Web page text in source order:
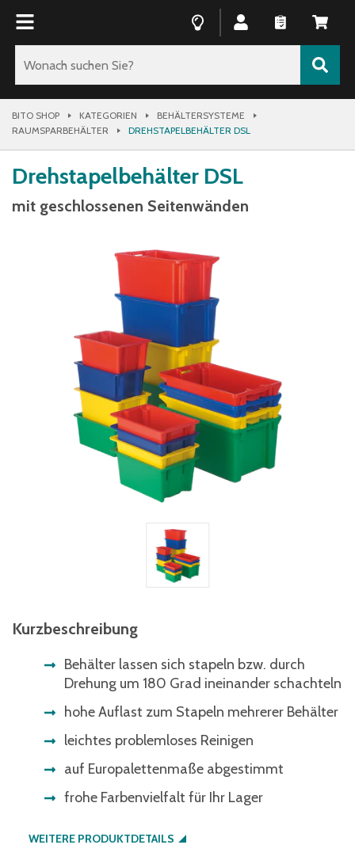
BITO SHOP KATEGORIEN
BEHÄLTERSYSTEME
RAUMSPARBEHÄLTER
DREHSTAPELBEHÄLTER DSL
Drehstapelbehälter DSL
mit geschlossenen Seitenwänden
Kurzbeschreibung
Behälter lassen sich stapeln bzw. durch
Drehung um 180 Grad ineinander schachteln
hohe Auflast zum Stapeln mehrerer Behälter
leichtes problemloses Reinigen
auf Europalettenmaße abgestimmt
frohe Farbenvielfalt für Ihr Lager
WEITERE PRODUKTDETAILS